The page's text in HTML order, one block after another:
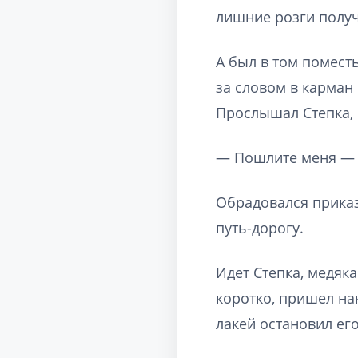
лишние розги
А был в том
за словом в карман
Прослышал Степка,
— Пошлите меня —
Обрадовался
путь-дорогу.
Идет Степка,
коротко, пришел
лакей остановил